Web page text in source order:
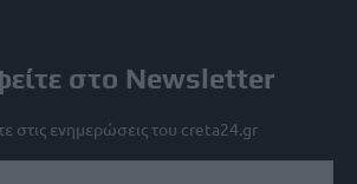
στο Newsletter
στις ενημερώσεις του creta24.gr